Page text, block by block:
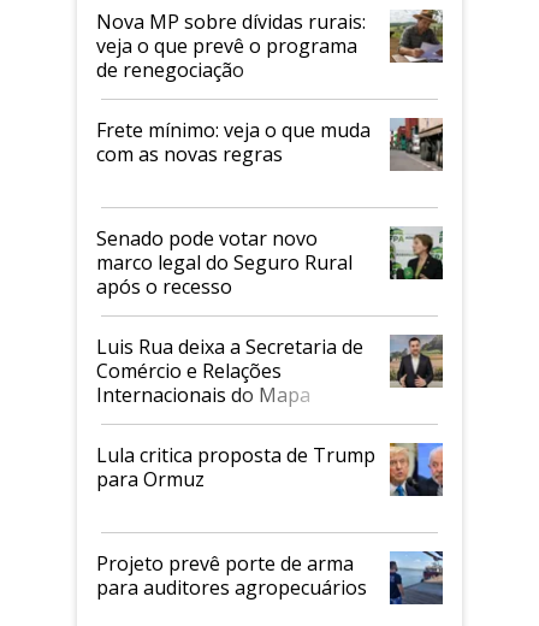
Nova MP sobre dívidas rurais:
veja o que prevê o programa
de renegociação
Frete mínimo: veja o que muda
com as novas regras
Senado pode votar novo
marco legal do Seguro Rural
após o recesso
Luis Rua deixa a Secretaria de
Comércio e Relações
Internacionais do Mapa
Lula critica proposta de Trump
para Ormuz
Projeto prevê porte de arma
para auditores agropecuários